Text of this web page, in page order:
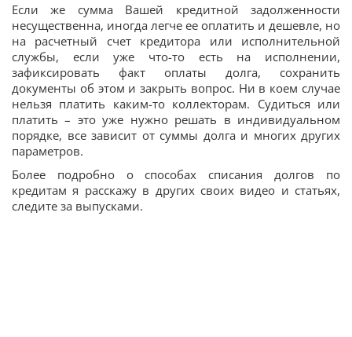
Если же сумма Вашей кредитной задолженности
несущественна, иногда легче ее оплатить и дешевле, но
на расчетный счет кредитора или исполнительной
службы, если уже что-то есть на исполнении,
зафиксировать факт оплаты долга, сохранить
документы об этом и закрыть вопрос. Ни в коем случае
нельзя платить каким-то коллекторам. Судиться или
платить – это уже нужно решать в индивидуальном
порядке, все зависит от суммы долга и многих других
параметров.
Более подробно о способах списания долгов по
кредитам я расскажу в других своих видео и статьях,
следите за выпусками.